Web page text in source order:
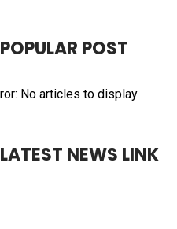
POPULAR POST
No articles to display
LATEST NEWS LINK